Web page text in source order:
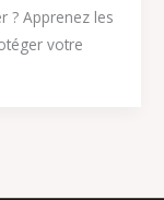
? Apprenez les
votre